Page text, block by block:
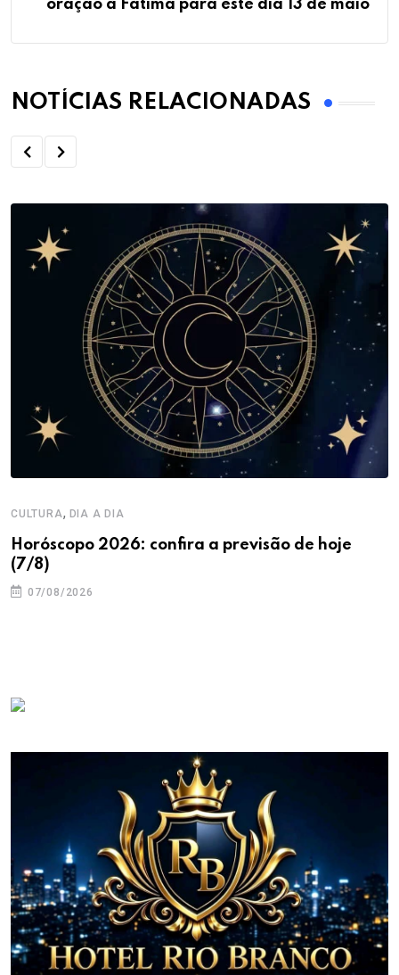
oração à Fátima para este dia 13 de maio
NOTÍCIAS RELACIONADAS
CULTURA, DIA A DIA
Horóscopo 2026: confira a previsão de hoje
(7/8)
07/08/2026